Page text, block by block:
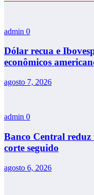
admin 0
Dólar recua e
econômicos
agosto 7, 2026
admin 0
Banco Central
corte seguido
agosto 6, 2026